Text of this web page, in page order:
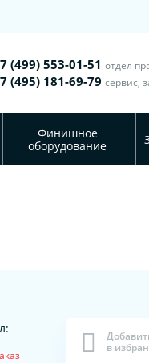
(499) 553-01-51 отдел
(495) 181-69-79 сервис,
Финишное
оборудование
в